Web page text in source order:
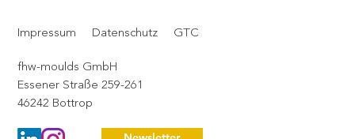
fhw-moulds GmbH
Essener Straße 259-261
46242 Bottrop
Impressum Datenschutz GTC